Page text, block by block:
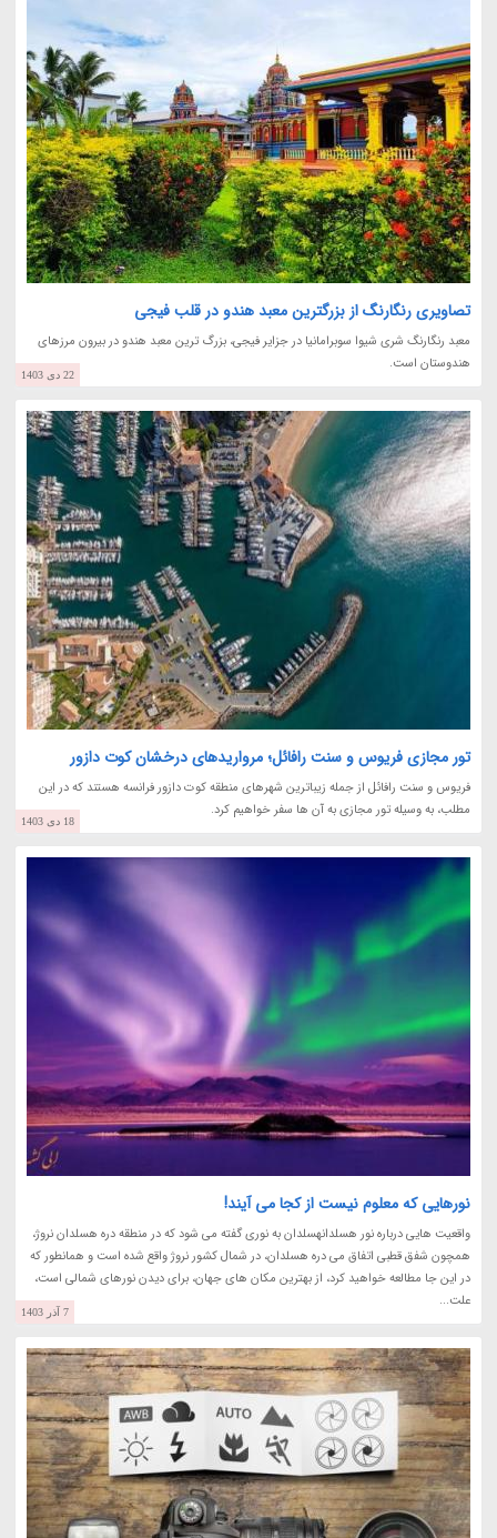
تصاویری رنگارنگ از بزرگترین معبد هندو در قلب فیجی
معبد رنگارنگ شری شیوا سوبرامانیا در جزایر فیجی، بزرگ ترین معبد هندو در بیرون مرزهای
هندوستان است.
22 دی 1403
تور مجازی فریوس و سنت رافائل؛ مرواریدهای درخشان کوت دازور
فریوس و سنت رافائل از جمله زیباترین شهرهای منطقه کوت دازور فرانسه هستند که در این
مطلب، به وسیله تور مجازی به آن ها سفر خواهیم کرد.
18 دی 1403
نورهایی که معلوم نیست از کجا می آیند!
واقعیت هایی درباره نور هسلدانهسلدان به نوری گفته می شود که در منطقه دره هسلدان نروژ،
همچون شفق قطبی اتفاق می دره هسلدان، در شمال کشور نروژ واقع شده است و همانطور که
در این جا مطالعه خواهید کرد، از بهترین مکان های جهان، برای دیدن نورهای شمالی است،
علت...
7 آذر 1403